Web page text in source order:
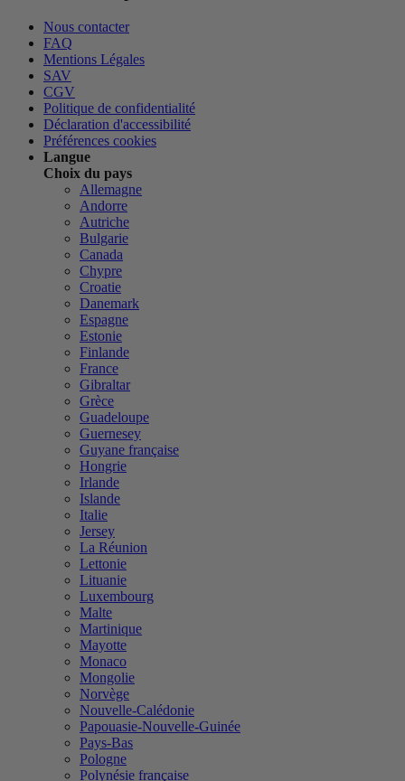
Nous contacter
FAQ
Mentions Légales
SAV
CGV
Politique de confidentialité
Déclaration d'accessibilité
Préférences cookies
Langue
Choix du pays
Allemagne
Andorre
Autriche
Bulgarie
Canada
Chypre
Croatie
Danemark
Espagne
Estonie
Finlande
France
Gibraltar
Grèce
Guadeloupe
Guernesey
Guyane française
Hongrie
Irlande
Islande
Italie
Jersey
La Réunion
Lettonie
Lituanie
Luxembourg
Malte
Martinique
Mayotte
Monaco
Mongolie
Norvège
Nouvelle-Calédonie
Papouasie-Nouvelle-Guinée
Pays-Bas
Pologne
Polynésie française